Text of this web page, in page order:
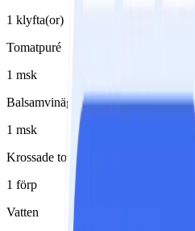
1 klyfta(or)
Tomatpuré
1 msk
Balsamvinäger
1 msk
Krossade tomater
1 förp
Vatten